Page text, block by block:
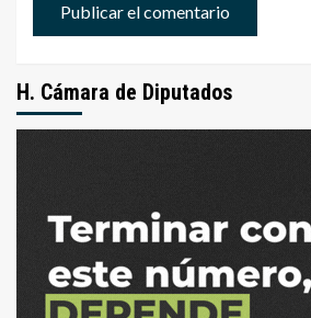
H. Cámara de Diputados